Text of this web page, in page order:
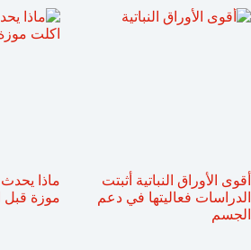
أقوى الأوراق النباتية أثبتت
الدراسات فعاليتها في دعم
الجسم
ماذا
موزة قبل